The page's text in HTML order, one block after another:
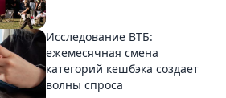
Исследование ВТБ:
ежемесячная смена
категорий кешбэка создает
волны спроса